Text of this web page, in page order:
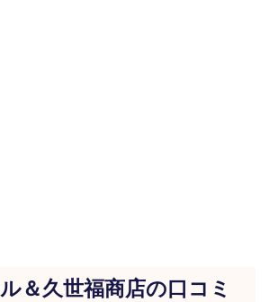
＆久世福商店の口コミ